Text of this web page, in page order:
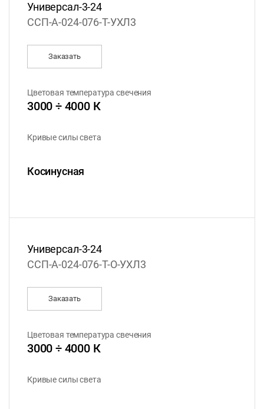
Универсал-3-24
ССП-А-024-076-Т-УХЛ3
Заказать
Цветовая температура свечения
3000 ÷ 4000 К
Кривые силы света
Косинусная
Универсал-3-24
ССП-А-024-076-Т-О-УХЛ3
Заказать
Цветовая температура свечения
3000 ÷ 4000 К
Кривые силы света